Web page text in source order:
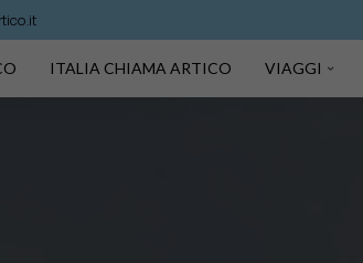
ITALIA CHIAMA ARTICO VIAGGI